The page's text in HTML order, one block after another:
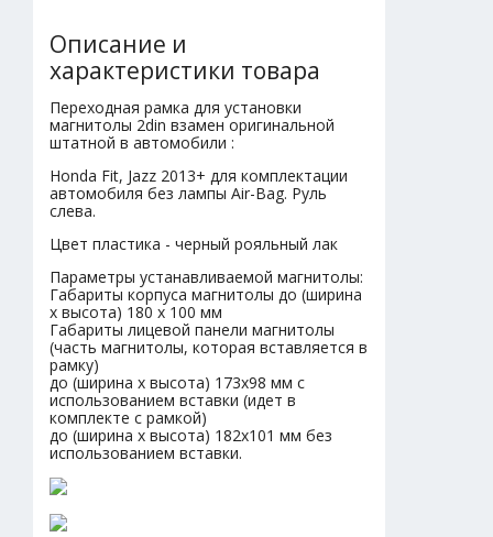
Описание и
характеристики товара
Переходная рамка для установки
магнитолы 2din взамен оригинальной
штатной в автомобили :
Honda Fit, Jazz 2013+ для комплектации
автомобиля без лампы Air-Bag. Руль
слева.
Цвет пластика - черный рояльный лак
Параметры устанавливаемой магнитолы:
Габариты корпуса магнитолы до (ширина
х высота) 180 х 100 мм
Габариты лицевой панели магнитолы
(часть магнитолы, которая вставляется в
рамку)
до (ширина х высота) 173х98 мм с
использованием вставки (идет в
комплекте с рамкой)
до (ширина х высота) 182х101 мм без
использованием вставки.